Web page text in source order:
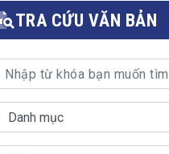
TRA CỨU VĂN BẢN